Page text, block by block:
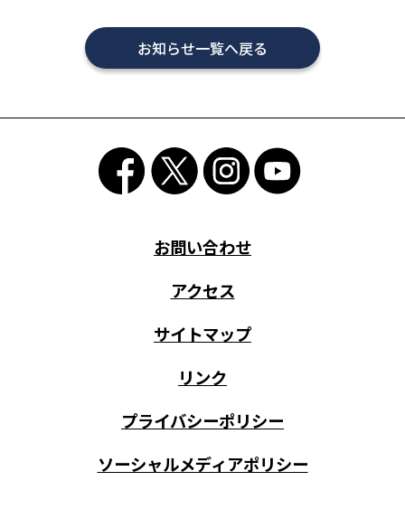
お知らせ一覧へ戻る
お問い合わせ
アクセス
サイトマップ
リンク
プライバシーポリシー
ソーシャルメディアポリシー